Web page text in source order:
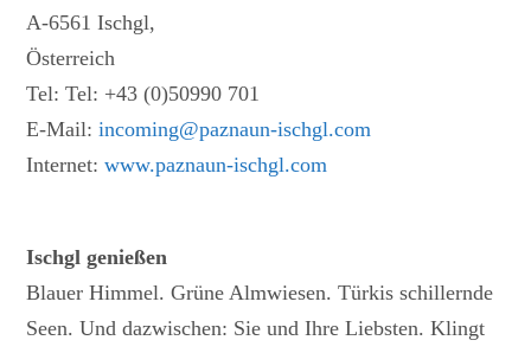
A-6561 Ischgl,
Österreich
Tel: Tel: +43 (0)50990 701
E-Mail:incoming@paznaun-ischgl.com
Internet:www.paznaun-ischgl.com
Ischgl genießen
Blauer Himmel. Grüne Almwiesen. Türkis schillernde
Seen. Und dazwischen: Sie und Ihre Liebsten. Klingt